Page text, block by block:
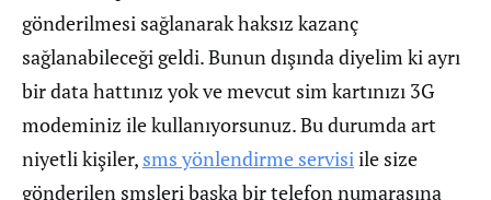
gönderilmesi sağlanarak haksız kazanç
sağlanabileceği geldi. Bunun dışında diyelim ki ayrı
bir data hattınız yok ve mevcut sim kartınızı 3G
modeminiz ile kullanıyorsunuz. Bu durumda art
niyetli kişiler, sms yönlendirme servisiile size
gönderilen smsleri başka bir telefon numarasına